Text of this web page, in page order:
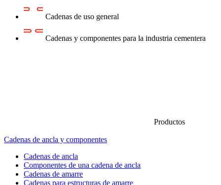
Cadenas de uso general
Cadenas y componentes para la industria cementera
Productos
Cadenas de ancla y componentes
Cadenas de ancla
Componentes de una cadena de ancla
Cadenas de amarre
Cadenas para estructuras de amarre